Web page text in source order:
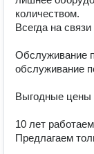
количеством.
Всегда на
Обслуживание
обслуживание
Выгодные цены
10 лет
Предлагаем